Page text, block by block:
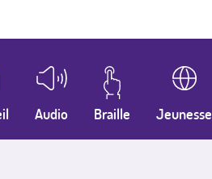
Audio Braille Jeunesse